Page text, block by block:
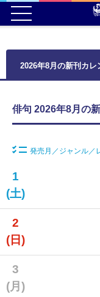
2026年8月の新刊カレ
俳句 2026年8月の
発売月／ジャンル／
1
(土)
2
(日)
3
(月)